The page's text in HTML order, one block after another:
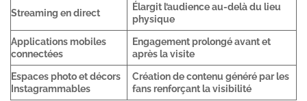
Streaming en direct
Élargit l’audience au-delà du lieu
physique
Applications mobiles
connectées
Engagement prolongé avant et
après la visite
Espaces photo et décors
Instagrammables
Création de contenu généré par les
fans renforçant la visibilité